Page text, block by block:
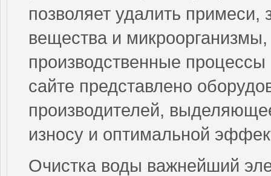
позволяет удалить
вещества и
производственные
сайте представлено
производителей,
износу и оптимальной
Очистка воды важнейший